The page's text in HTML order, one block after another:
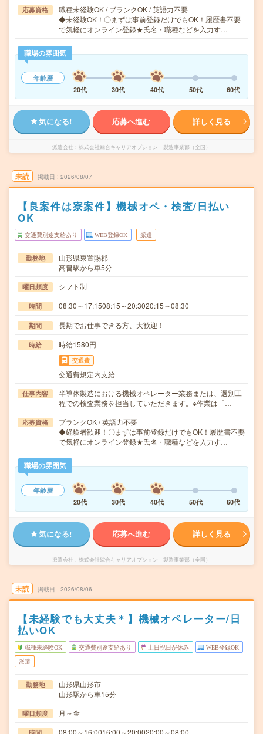
応募資格
職種未経験OK / ブランクOK / 英語力不要
◆未経験OK！〇まずは事前登録だけでもOK！履歴書不要
で気軽にオンライン登録★氏名・職種などを入力す…
職場の雰囲気
年齢層
20代
30代 40代 50代 60代
気になる! 応募へ進む 詳しく見る
派遣会社 株式会社綜合キャリアオプション 製造事業部（全国）
未読 掲載日 2026/08/07
【良案件は寮案件】機械オペ・検査/日払い
OK
交通費別途支給あり WEB登録OK 派遣
勤務地
山形県東置賜郡
高畠駅から車5分
曜日頻度 シフト制
時間 08:30～17:1508:15～20:3020:15～08:30
期間 長期でお仕事できる方、大歓迎！
時給 時給1580円
交通費
交通費規定内支給
仕事内容
半導体製造における機械オペレーター業務または、選別工
程での検査業務を担当していただきます。※作業は「…
応募資格
ブランクOK / 英語力不要
◆経験者歓迎！〇まずは事前登録だけでもOK！履歴書不要
で気軽にオンライン登録★氏名・職種などを入力す…
職場の雰囲気
年齢層
20代
30代 40代 50代 60代
気になる! 応募へ進む 詳しく見る
派遣会社 株式会社綜合キャリアオプション 製造事業部（全国）
未読 掲載日 2026/08/06
【未経験でも大丈夫＊】機械オペレーター/日
払いOK
職種未経験OK 交通費別途支給あり 土日祝日が休み WEB登録OK
派遣
勤務地
山形県山形市
山形駅から車15分
曜日頻度 月～金
08:00～16:0016:00～20:0020:00～08:00